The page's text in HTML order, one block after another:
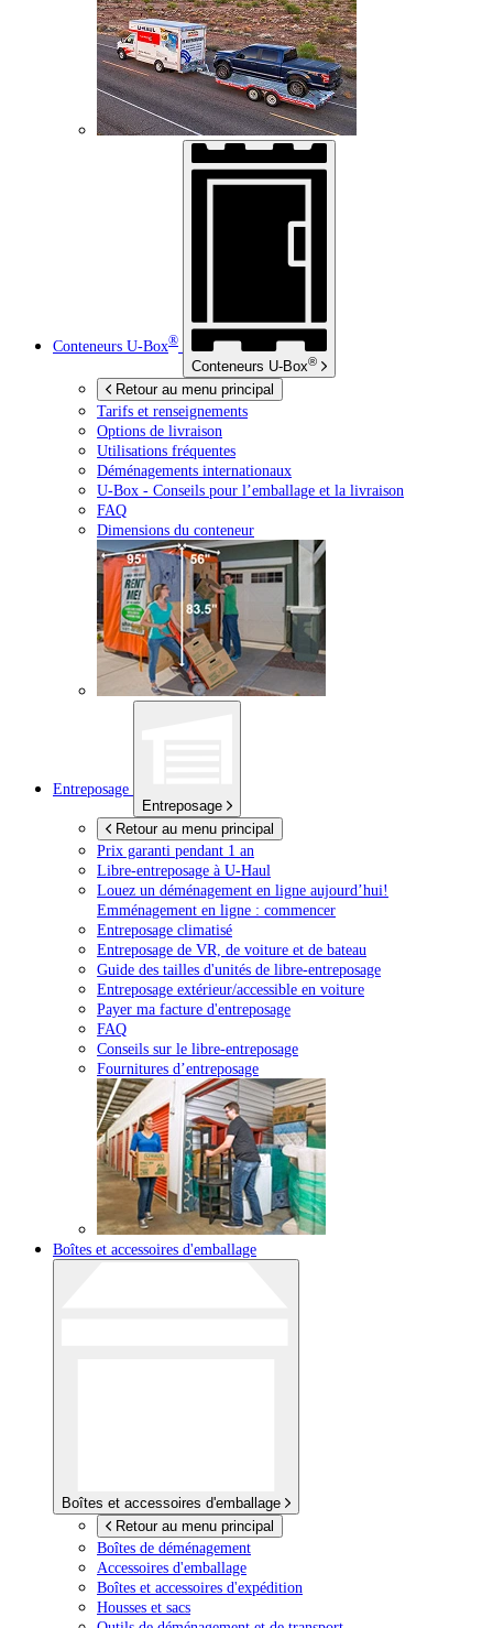
Conteneurs U-Box®
Conteneurs U-Box®
Retour au menu principal
Tarifs et renseignements
Options de livraison
Utilisations fréquentes
Déménagements internationaux
U-Box - Conseils pour l’emballage et la livraison
FAQ
Dimensions du conteneur
Entreposage
Entreposage
Retour au menu principal
Prix garanti pendant 1 an
Libre-entreposage à U-Haul
Louez un déménagement en ligne aujourd’hui!
Emménagement en ligne : commencer
Entreposage climatisé
Entreposage de VR, de voiture et de bateau
Guide des tailles d'unités de libre-entreposage
Entreposage extérieur/accessible en voiture
Payer ma facture d'entreposage
FAQ
Conseils sur le libre-entreposage
Fournitures d’entreposage
Boîtes et accessoires d'emballage
Boîtes et accessoires d'emballage
Retour au menu principal
Boîtes de déménagement
Accessoires d'emballage
Boîtes et accessoires d'expédition
Housses et sacs